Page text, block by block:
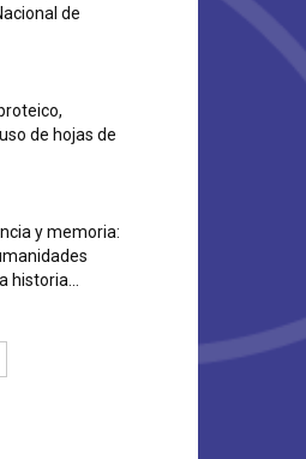
de
de hojas de
y memoria:
historia...